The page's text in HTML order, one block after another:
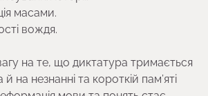
масами.
вождя.
на те, що диктатура тримається
на незнанні та короткій пам’яті